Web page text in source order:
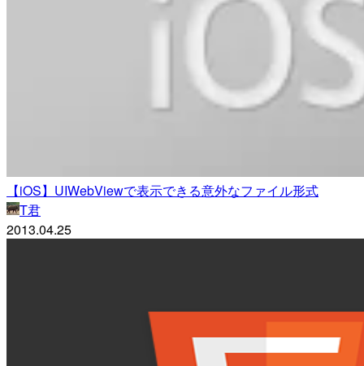
【iOS】UIWebViewで表示できる意外なファイル形式
T君
2013.04.25